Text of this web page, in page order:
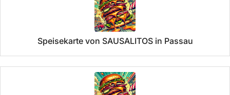
Speisekarte von SAUSALITOS in Passau